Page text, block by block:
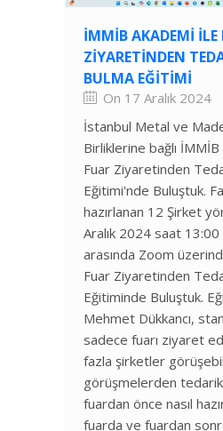
İMMİB AKADEMI ILE
ZIYARETINDEN
BULMA EĞITIMI
On 17 Aralık 2024
İstanbul Metal ve
Birliklerine bağlı
Fuar Ziyaretinden
Eğitimi'nde Buluştuk.
hazırlanan 12 Şirket
Aralık 2024 saat
arasında Zoom
Fuar Ziyaretinden
Eğitiminde Buluştuk.
Mehmet Dükkancı,
sadece fuarı ziyaret
fazla şirketler
görüşmelerden
fuardan önce nasıl
fuarda ve fuardan